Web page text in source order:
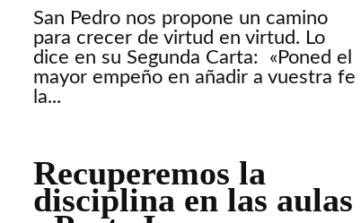
San Pedro nos propone un camino
para crecer de virtud en virtud. Lo
dice en su Segunda Carta: «Poned el
mayor empeño en añadir a vuestra fe
la...
VIDEO
Recuperemos la
disciplina en las aulas